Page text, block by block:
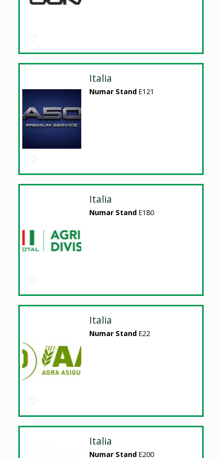
Italia
Numar Stand E121
Italia
Numar Stand E180
Italia
Numar Stand E22
Italia
Numar Stand E200